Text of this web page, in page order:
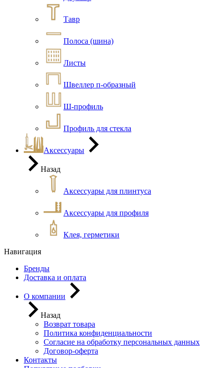
Тавр
Полоса (шина)
Листы
Швеллер п-образный
Ш-профиль
Профиль для стекла
Аксессуары
Назад
Аксессуары для плинтуса
Аксессуары для профиля
Клея, герметики
Навигация
Бренды
Доставка и оплата
О компании
Назад
Возврат товара
Политика конфиденциальности
Согласие на обработку персональных данных
Договор-оферта
Контакты